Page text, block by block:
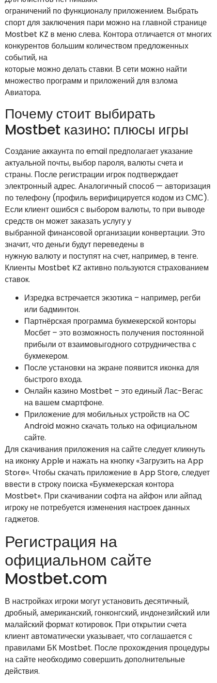
ограничений по функционалу приложением. Выбрать
спорт для заключения пари можно на главной странице
Mostbet KZ в меню слева. Контора отличается от многих
конкурентов большим количеством предложенных
событий, на
которые можно делать ставки. В сети можно найти
множество программ и приложений для взлома
Авиатора.
Почему стоит выбирать
Mostbet казино: плюсы игры
Создание аккаунта по email предполагает указание
актуальной почты, выбор пароля, валюты счета и
страны. После регистрации игрок подтверждает
электронный адрес. Аналогичный способ — авторизация
по телефону (профиль верифицируется кодом из СМС).
Если клиент ошибся с выбором валюты, то при выводе
средств он может заказать услугу у
выбранной финансовой организации конвертации. Это
значит, что деньги будут переведены в
нужную валюту и поступят на счет, например, в тенге.
Клиенты Mostbet KZ активно пользуются страхованием
ставок.
Изредка встречается экзотика – например, регби
или бадминтон.
Партнёрская программа букмекерской конторы
Мосбет – это возможность получения постоянной
прибыли от взаимовыгодного сотрудничества с
букмекером.
После установки на экране появится иконка для
быстрого входа.
Онлайн казино Mostbet – это единый Лас-Вегас
на вашем смартфоне.
Приложение для мобильных устройств на ОС
Android можно скачать только на официальном
сайте.
Для скачивания приложения на сайте следует кликнуть
на иконку Apple и нажать на кнопку «Загрузить на App
Store». Чтобы скачать приложение в App Store, следует
ввести в строку поиска «Букмекерская контора
Mostbet». При скачивании софта на айфон или айпад
игроку не потребуется изменения настроек данных
гаджетов.
Регистрация на
официальном сайте
Mostbet.com
В настройках игроки могут установить десятичный,
дробный, американский, гонконгский, индонезийский или
малайский формат котировок. При открытии счета
клиент автоматически указывает, что соглашается с
правилами БК Mostbet. После прохождения процедуры
на сайте необходимо совершить дополнительные
действия.